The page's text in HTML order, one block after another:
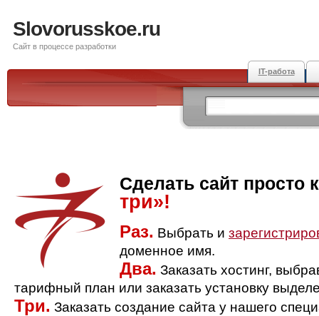
Slovorusskoe.ru
Сайт в процессе разработки
IT-работа
Сделать сайт просто
три»!
Раз. Выбрать и
доменное имя.
Два. Заказать хостинг,
тарифный план или заказать установку
Три. Заказать создание сайта у нашего